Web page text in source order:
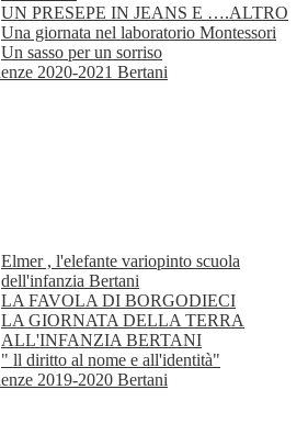
UN PRESEPE IN JEANS E ….ALTRO
Una giornata nel laboratorio Montessori
Un sasso per un sorriso
2020-2021 Bertani
Elmer , l'elefante variopinto scuola
dell'infanzia Bertani
LA FAVOLA DI BORGODIECI
LA GIORNATA DELLA TERRA
ALL'INFANZIA BERTANI
" ll diritto al nome e all'identità"
2019-2020 Bertani